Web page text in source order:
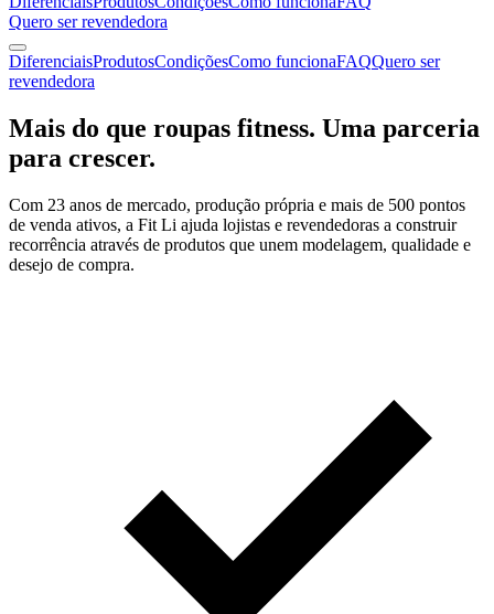
Quero ser revendedora
DiferenciaisProdutosCondiçõesComo funcionaFAQQuero ser
revendedora
Mais do que roupas fitness. Uma parceria
para crescer.
Com 23 anos de mercado, produção própria e mais de 500 pontos
de venda ativos, a Fit Li ajuda lojistas e revendedoras a construir
recorrência através de produtos que unem modelagem, qualidade e
desejo de compra.